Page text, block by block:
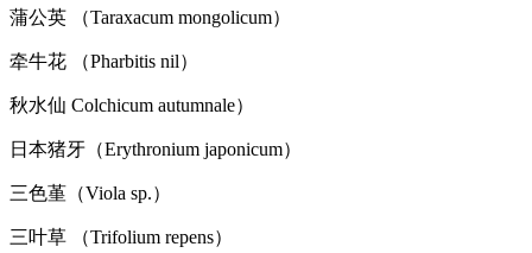
蒲公英 （Taraxacum mongolicum）
牵牛花 （Pharbitis nil）
秋水仙 Colchicum autumnale）
日本猪牙（Erythronium japonicum）
三色堇（Viola sp.）
三叶草 （Trifolium repens）